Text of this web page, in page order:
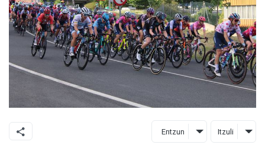
Entzun Itzuli